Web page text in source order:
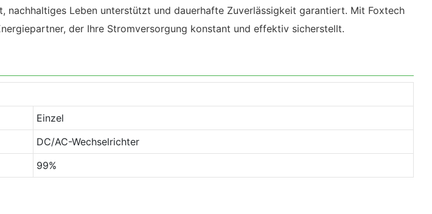
Leben unterstützt und dauerhafte Zuverlässigkeit garantiert. Mit Foxtech
der Ihre Stromversorgung konstant und effektiv sicherstellt.
Einzel
DC/AC-Wechselrichter
99%